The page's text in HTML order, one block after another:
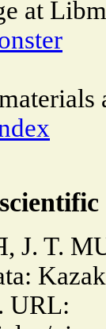
at
T.
URL: